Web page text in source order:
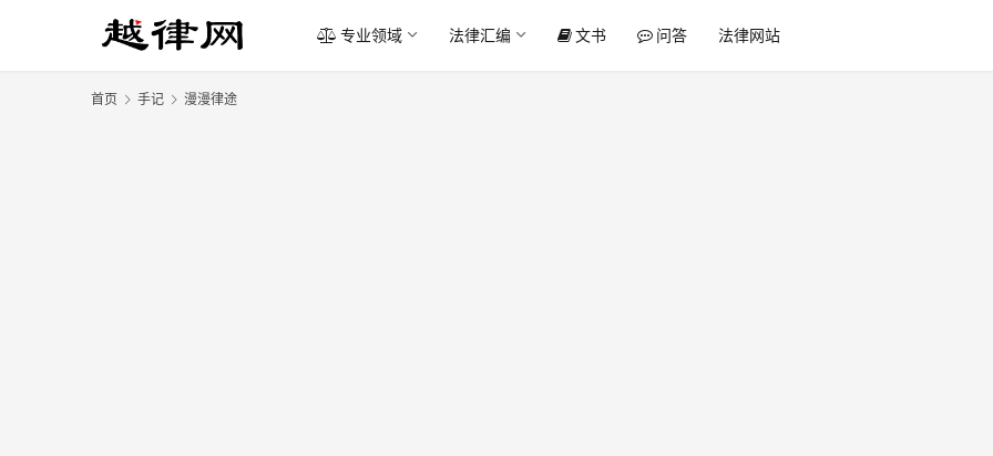
专业领域 法律汇编 文书 问答 法律网站
首页 手记 漫漫律途